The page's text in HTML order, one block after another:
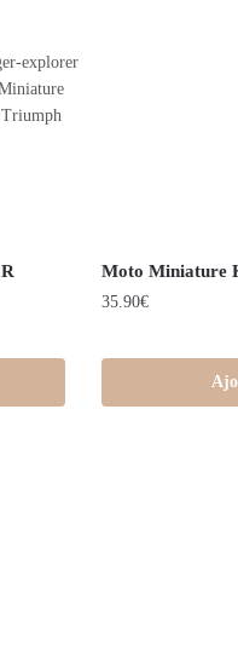
explorer
Triumph
Moto Miniature
35.90€